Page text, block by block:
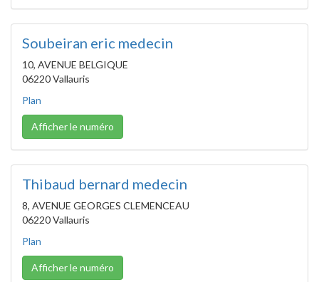
Soubeiran eric medecin
10, AVENUE BELGIQUE
06220 Vallauris
Plan
Afficher le numéro
Thibaud bernard medecin
8, AVENUE GEORGES CLEMENCEAU
06220 Vallauris
Plan
Afficher le numéro